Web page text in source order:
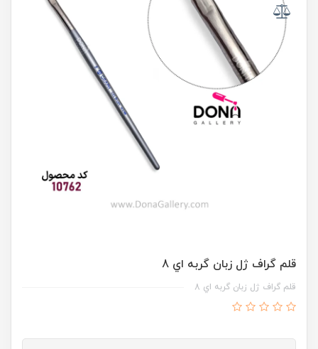
قلم گراف ژل زبان گربه اي 8
قلم گراف ژل زبان گربه اي 8